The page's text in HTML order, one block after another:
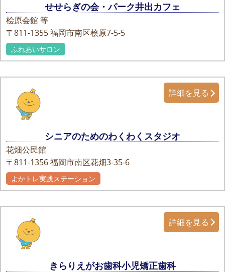
せせらぎの会・パーク井出カフェ
桧原会館 等
〒811-1355福岡市南区桧原7-5-5
ふれあいサロン
シニアのためのわくわくスタジオ
花畑公民館
〒811-1356福岡市南区花畑3-35-6
詳細を見る
よかトレ実践ステーション
きらりえがお歯科小児矯正歯科
詳細を見る